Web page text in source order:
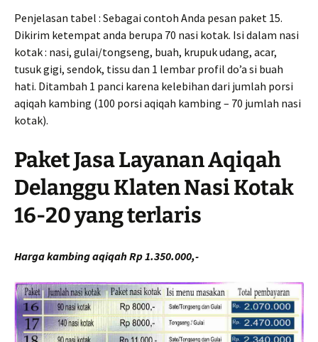
Penjelasan tabel : Sebagai contoh Anda pesan paket 15.
Dikirim ketempat anda berupa 70 nasi kotak. Isi dalam nasi
kotak : nasi, gulai/tongseng, buah, krupuk udang, acar,
tusuk gigi, sendok, tissu dan 1 lembar profil do’a si buah
hati. Ditambah 1 panci karena kelebihan dari jumlah porsi
aqiqah kambing (100 porsi aqiqah kambing – 70 jumlah nasi
kotak).
Paket Jasa Layanan Aqiqah
Delanggu Klaten Nasi Kotak
16-20 yang terlaris
Harga kambing aqiqah Rp 1.350.000,-